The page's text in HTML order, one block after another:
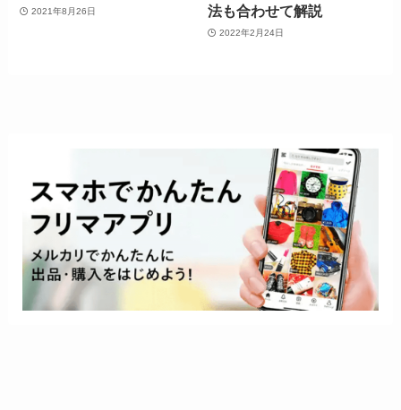
2021年8月26日
法も合わせて解説
2022年2月24日